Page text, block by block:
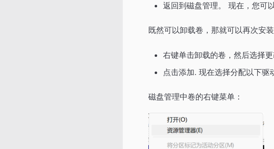
返回到磁盘管理。 现在，您可
既然可以卸载卷，那就可以再次安装
右键单击卸载的卷，然后选择
点击添加. 现在选择分配以下
磁盘管理中卷的右键菜单：